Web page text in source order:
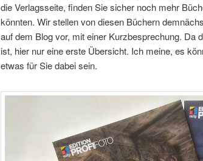
die Verlagsseite, finden Sie sicher noch mehr
könnten. Wir stellen von diesen Büchern
auf dem Blog vor, mit einer Kurzbesprechung. Da
ist, hier nur eine erste Übersicht. Ich meine, es
etwas für Sie dabei sein.